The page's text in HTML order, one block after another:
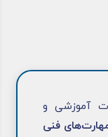
آموزشی و
فنی